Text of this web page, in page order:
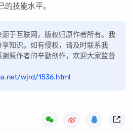
技能水平。
于互联网，版权归原作者所有。我
知识。如有侵权，请及时联系我
原作者的辛勤创作，欢迎大家监督
wjrd/1536.html